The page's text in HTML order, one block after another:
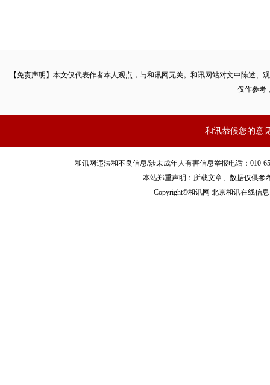
【免责声明】本文仅代表作者本人观点，与和讯网无关。和讯网站对文中陈述
仅作参考
和讯恭候您的意
和讯网违法和不良信息/涉未成年人有害信息举报电话：010-
本站郑重声明：所载文章、数据仅供参
Copyright©和讯网 北京和讯在线信